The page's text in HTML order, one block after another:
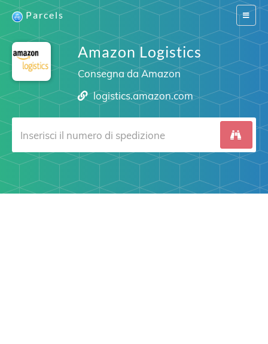
Switch
Parcels
Amazon Logistics
Consegna da Amazon
logistics.amazon.com